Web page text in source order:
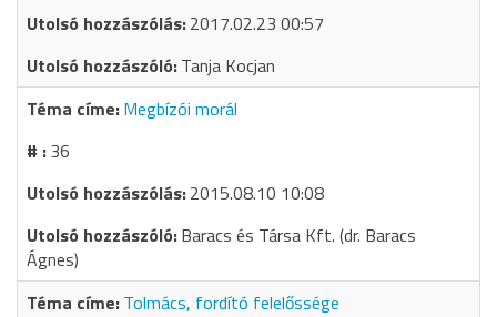
2017.02.23 00:57
Tanja Kocjan
Megbízói morál
36
2015.08.10 10:08
Baracs és Társa Kft. (dr. Baracs
Ágnes)
Tolmács, fordító felelőssége